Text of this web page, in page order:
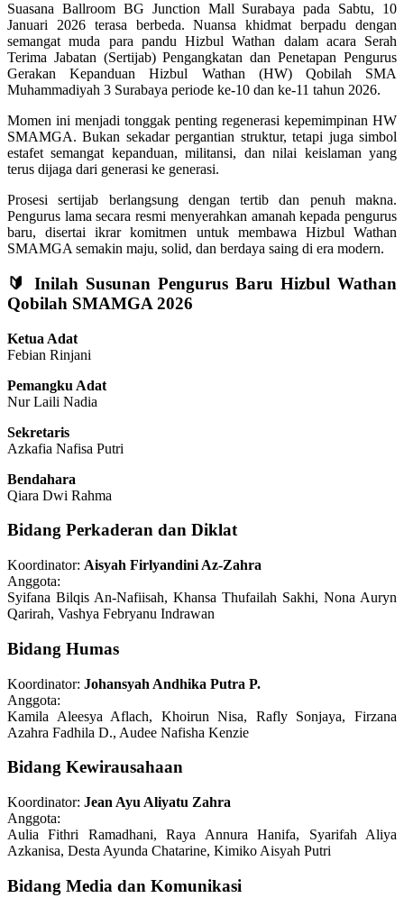
Suasana Ballroom BG Junction Mall Surabaya pada Sabtu, 10
Januari 2026 terasa berbeda. Nuansa khidmat berpadu dengan
semangat muda para pandu Hizbul Wathan dalam acara Serah
Terima Jabatan (Sertijab) Pengangkatan dan Penetapan Pengurus
Gerakan Kepanduan Hizbul Wathan (HW) Qobilah SMA
Muhammadiyah 3 Surabaya periode ke-10 dan ke-11 tahun 2026.
Momen ini menjadi tonggak penting regenerasi kepemimpinan HW
SMAMGA. Bukan sekadar pergantian struktur, tetapi juga simbol
estafet semangat kepanduan, militansi, dan nilai keislaman yang
terus dijaga dari generasi ke generasi.
Prosesi sertijab berlangsung dengan tertib dan penuh makna.
Pengurus lama secara resmi menyerahkan amanah kepada pengurus
baru, disertai ikrar komitmen untuk membawa Hizbul Wathan
SMAMGA semakin maju, solid, dan berdaya saing di era modern.
🔰 Inilah Susunan Pengurus Baru Hizbul Wathan
Qobilah SMAMGA 2026
Ketua Adat
Febian Rinjani
Pemangku Adat
Nur Laili Nadia
Sekretaris
Azkafia Nafisa Putri
Bendahara
Qiara Dwi Rahma
Bidang Perkaderan dan Diklat
Koordinator: Aisyah Firlyandini Az-Zahra
Anggota:
Syifana Bilqis An-Nafiisah, Khansa Thufailah Sakhi, Nona Auryn
Qarirah, Vashya Febryanu Indrawan
Bidang Humas
Koordinator: Johansyah Andhika Putra P.
Anggota:
Kamila Aleesya Aflach, Khoirun Nisa, Rafly Sonjaya, Firzana
Azahra Fadhila D., Audee Nafisha Kenzie
Bidang Kewirausahaan
Koordinator: Jean Ayu Aliyatu Zahra
Anggota:
Aulia Fithri Ramadhani, Raya Annura Hanifa, Syarifah Aliya
Azkanisa, Desta Ayunda Chatarine, Kimiko Aisyah Putri
Bidang Media dan Komunikasi